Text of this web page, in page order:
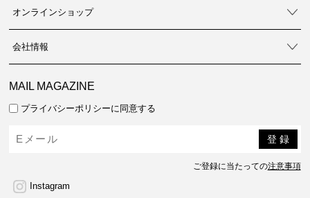
オンラインショップ
会社情報
MAIL MAGAZINE
プライバシーポリシーに同意する
ご登録に当たっての注意事項
Instagram